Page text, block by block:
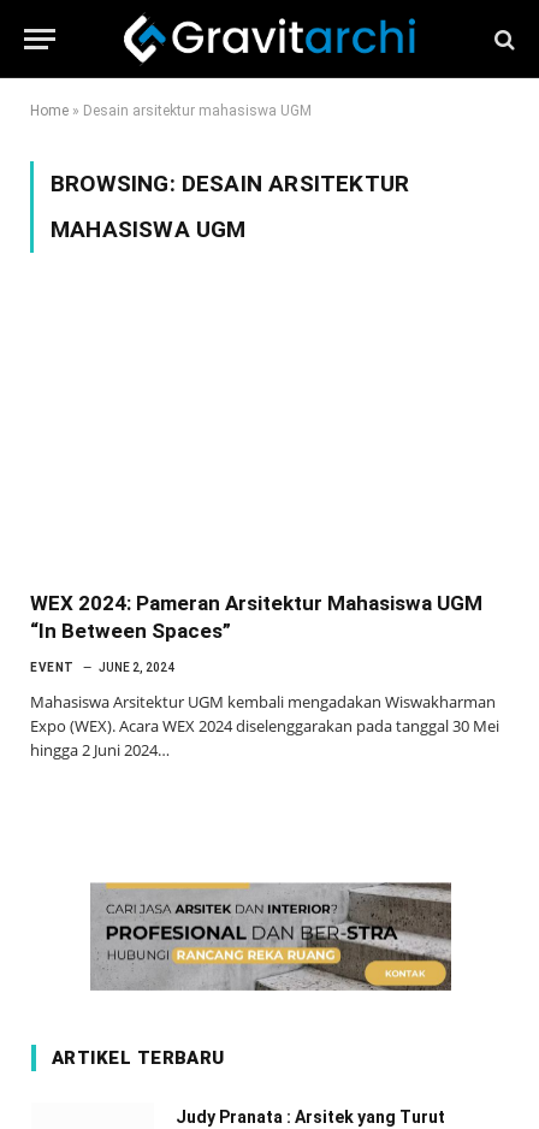
Home » Desain arsitektur mahasiswa UGM
BROWSING: DESAIN ARSITEKTUR
MAHASISWA UGM
WEX 2024: Pameran Arsitektur Mahasiswa UGM
“In Between Spaces”
EVENT JUNE 2, 2024
Mahasiswa Arsitektur UGM kembali mengadakan Wiswakharman
Expo (WEX). Acara WEX 2024 diselenggarakan pada tanggal 30 Mei
hingga 2 Juni 2024…
ARTIKEL TERBARU
Judy Pranata : Arsitek yang Turut